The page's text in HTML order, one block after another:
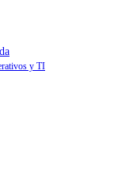
y TI